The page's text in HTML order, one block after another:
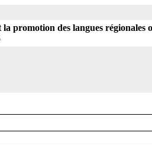
promotion des langues régionales